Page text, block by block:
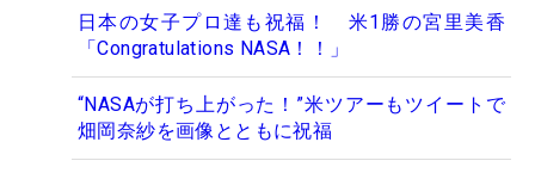
日本の女子プロ達も祝福！ 米1勝の宮里美香
「Congratulations NASA！！」
“NASAが打ち上がった！”米ツアーもツイートで
畑岡奈紗を画像とともに祝福